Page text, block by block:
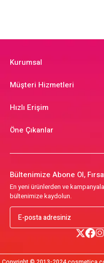
Kurumsal
Müşteri Hizmetleri
Hızlı Erişim
Öne Çıkanlar
Bültenimize Abone Ol,
En yeni ürünlerden ve
bültenimize kaydolun.